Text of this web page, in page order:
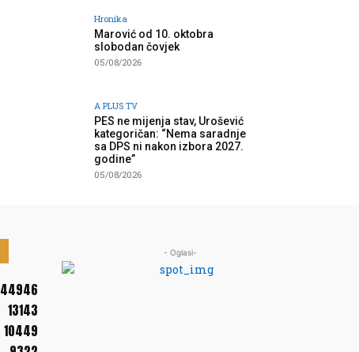
Hronika
Marović od 10. oktobra
slobodan čovjek
05/08/2026
A PLUS TV
PES ne mijenja stav, Urošević
kategoričan: “Nema saradnje
sa DPS ni nakon izbora 2027.
godine”
05/08/2026
44946
13143
10449
- Oglasi-